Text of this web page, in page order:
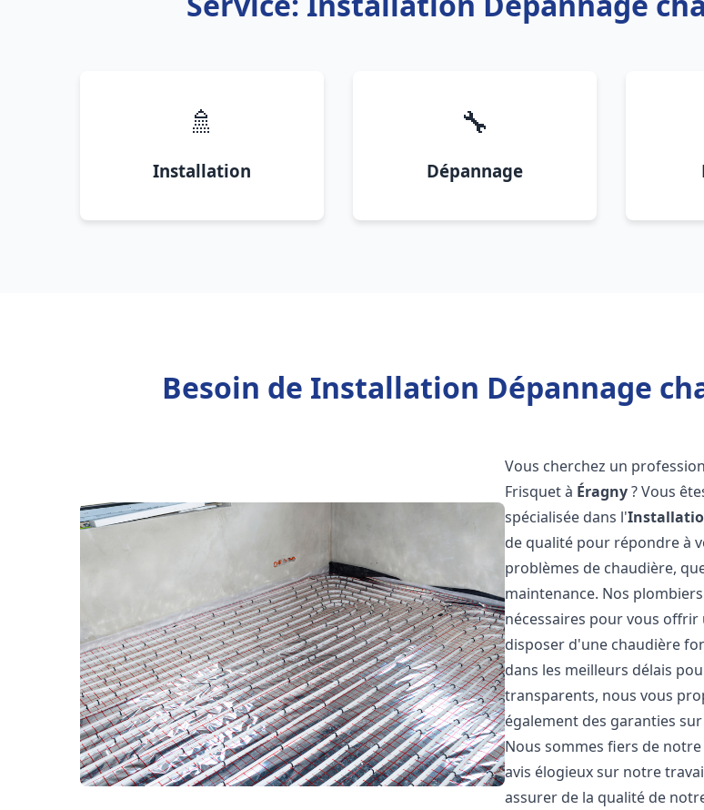
🚿
Installation
🔧
Dépannage
Besoin de Installation Dépannage
Vous cherchez un
Frisquet à Éragny? Vous
spécialisée dans l'
de qualité pour répondre à
problèmes de chaudière,
maintenance. Nos
nécessaires pour vous
disposer d'une chaudière
dans les meilleurs délais
transparents, nous vous
également des garanties
Nous sommes fiers de
avis élogieux sur notre
assurer de la qualité de